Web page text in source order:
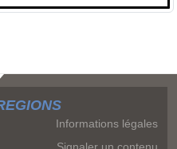
Informations légales